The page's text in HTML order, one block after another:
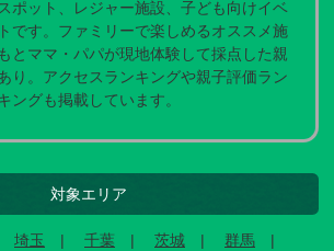
ポット、レジャー施設、子ども向けイベ
です。ファミリーで楽しめるオススメ施
とママ・パパが現地体験して採点した親
り。アクセスランキングや親子評価ラン
ングも掲載しています。
対象エリア
埼玉 千葉 茨城
群馬